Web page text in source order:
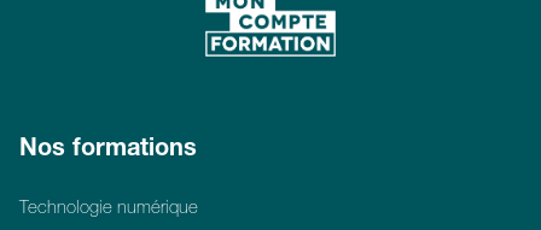
Nos formations
Technologie numérique